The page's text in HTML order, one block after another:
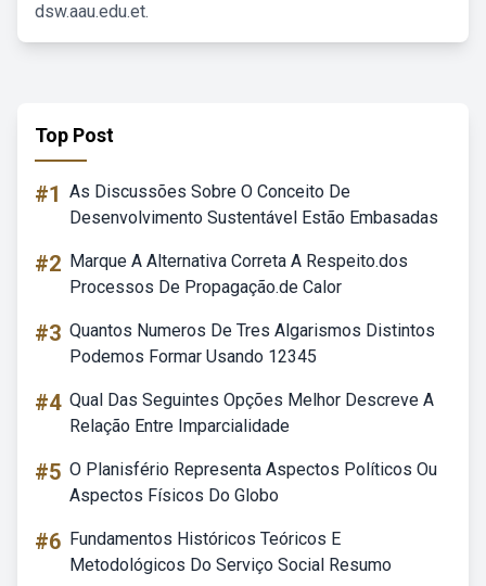
dsw.aau.edu.et.
Top Post
#1 As Discussões Sobre O Conceito De
Desenvolvimento Sustentável Estão Embasadas
#2 Marque A Alternativa Correta A Respeito.dos
Processos De Propagação.de Calor
#3 Quantos Numeros De Tres Algarismos Distintos
Podemos Formar Usando 12345
#4 Qual Das Seguintes Opções Melhor Descreve A
Relação Entre Imparcialidade
#5 O Planisfério Representa Aspectos Políticos Ou
Aspectos Físicos Do Globo
#6 Fundamentos Históricos Teóricos E
Metodológicos Do Serviço Social Resumo